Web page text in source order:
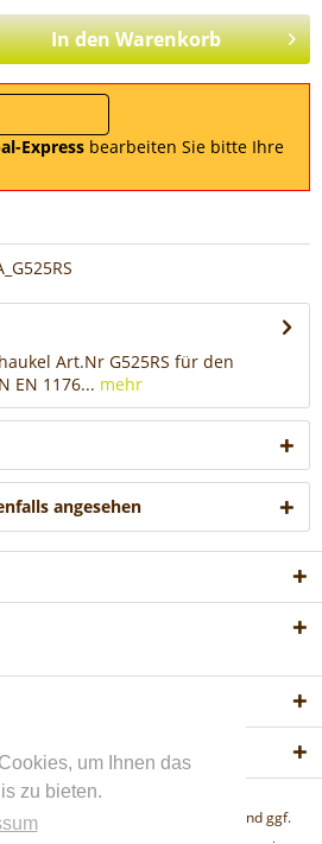
um Ihnen das
zu bieten.
In denWarenkorb
Express bearbeiten Sie bitte Ihre
Art.Nr G525RS für den
EN 1176... mehr
angesehen
zzgl.
und ggf.